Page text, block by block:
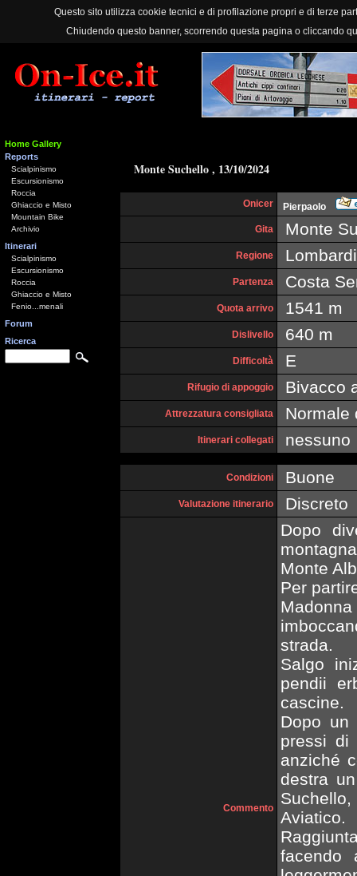
Questo sito utilizza cookie tecnici e di profilazione propri e di terze
Chiudendo questo banner, scorrendo questa pagina o cliccando
Home Gallery
Reports
Scialpinismo
Escursionismo
Roccia
Ghiaccio e Misto
Mountain Bike
Archivio
Itinerari
Scialpinismo
Escursionismo
Roccia
Ghiaccio e Misto
Fenio...menali
Forum
Ricerca
Monte Suchello , 13/10/2024
Onicer
Pierpaolo
Gita
Monte
Regione
Partenza Costa
Quota arrivo 1541 m
Dislivello 640 m
Difficoltà E
Rifugio di appoggio Bivacco
Attrezzatura consigliata Normale
Itinerari collegati nessuno
Condizioni Buone
Valutazione itinerario Discreto
Commento
Dopo
Monte
Per
strada.
Salgo
pendii
cascine.
Dopo
pressi di
anziché
destra
Aviatico.
facendo